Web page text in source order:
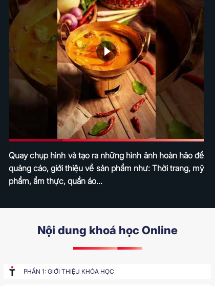
Quay chụp hình và tạo ra những hình ảnh hoàn hảo để
quảng cáo, giới thiệu về sản phẩm như: Thời trang, mỹ
phẩm, ẩm thực, quần áo...
Nội dung khoá học Online
PHẦN 1: GIỚI THIỆU KHÓA HỌC